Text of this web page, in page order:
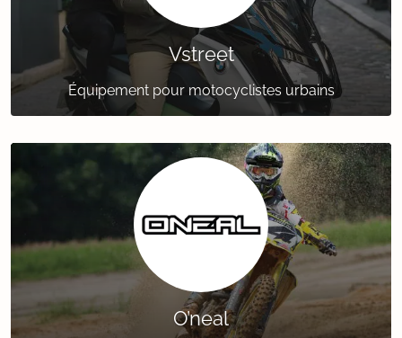
Vstreet
Équipement pour motocyclistes urbains
O’neal